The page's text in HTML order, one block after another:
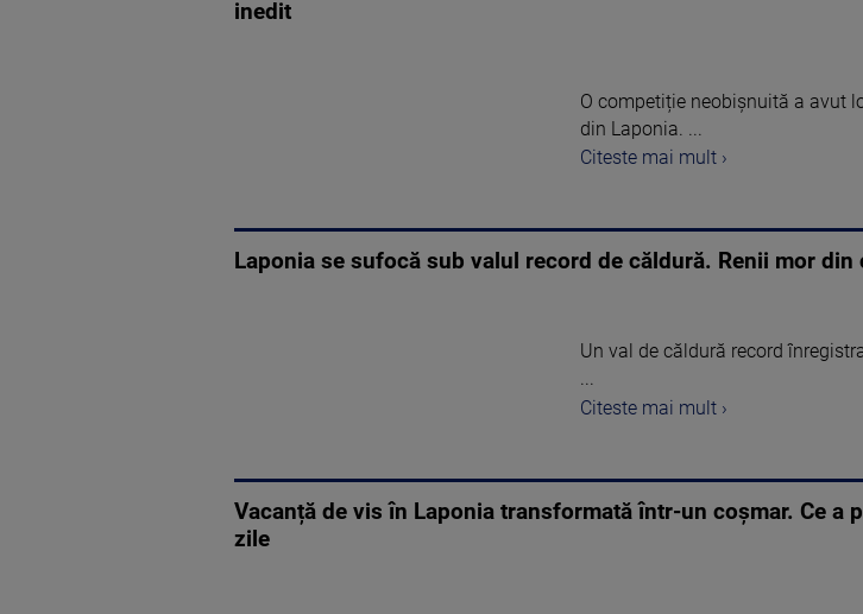
inedit
O competiție neobișnuită a avut
din Laponia. ...
Citeste mai mult ›
Laponia se sufocă sub valul record de căldură. Renii mor
Un val de căldură record
...
Citeste mai mult ›
Vacanță de vis în Laponia transformată într-un coșmar. Ce a
zile